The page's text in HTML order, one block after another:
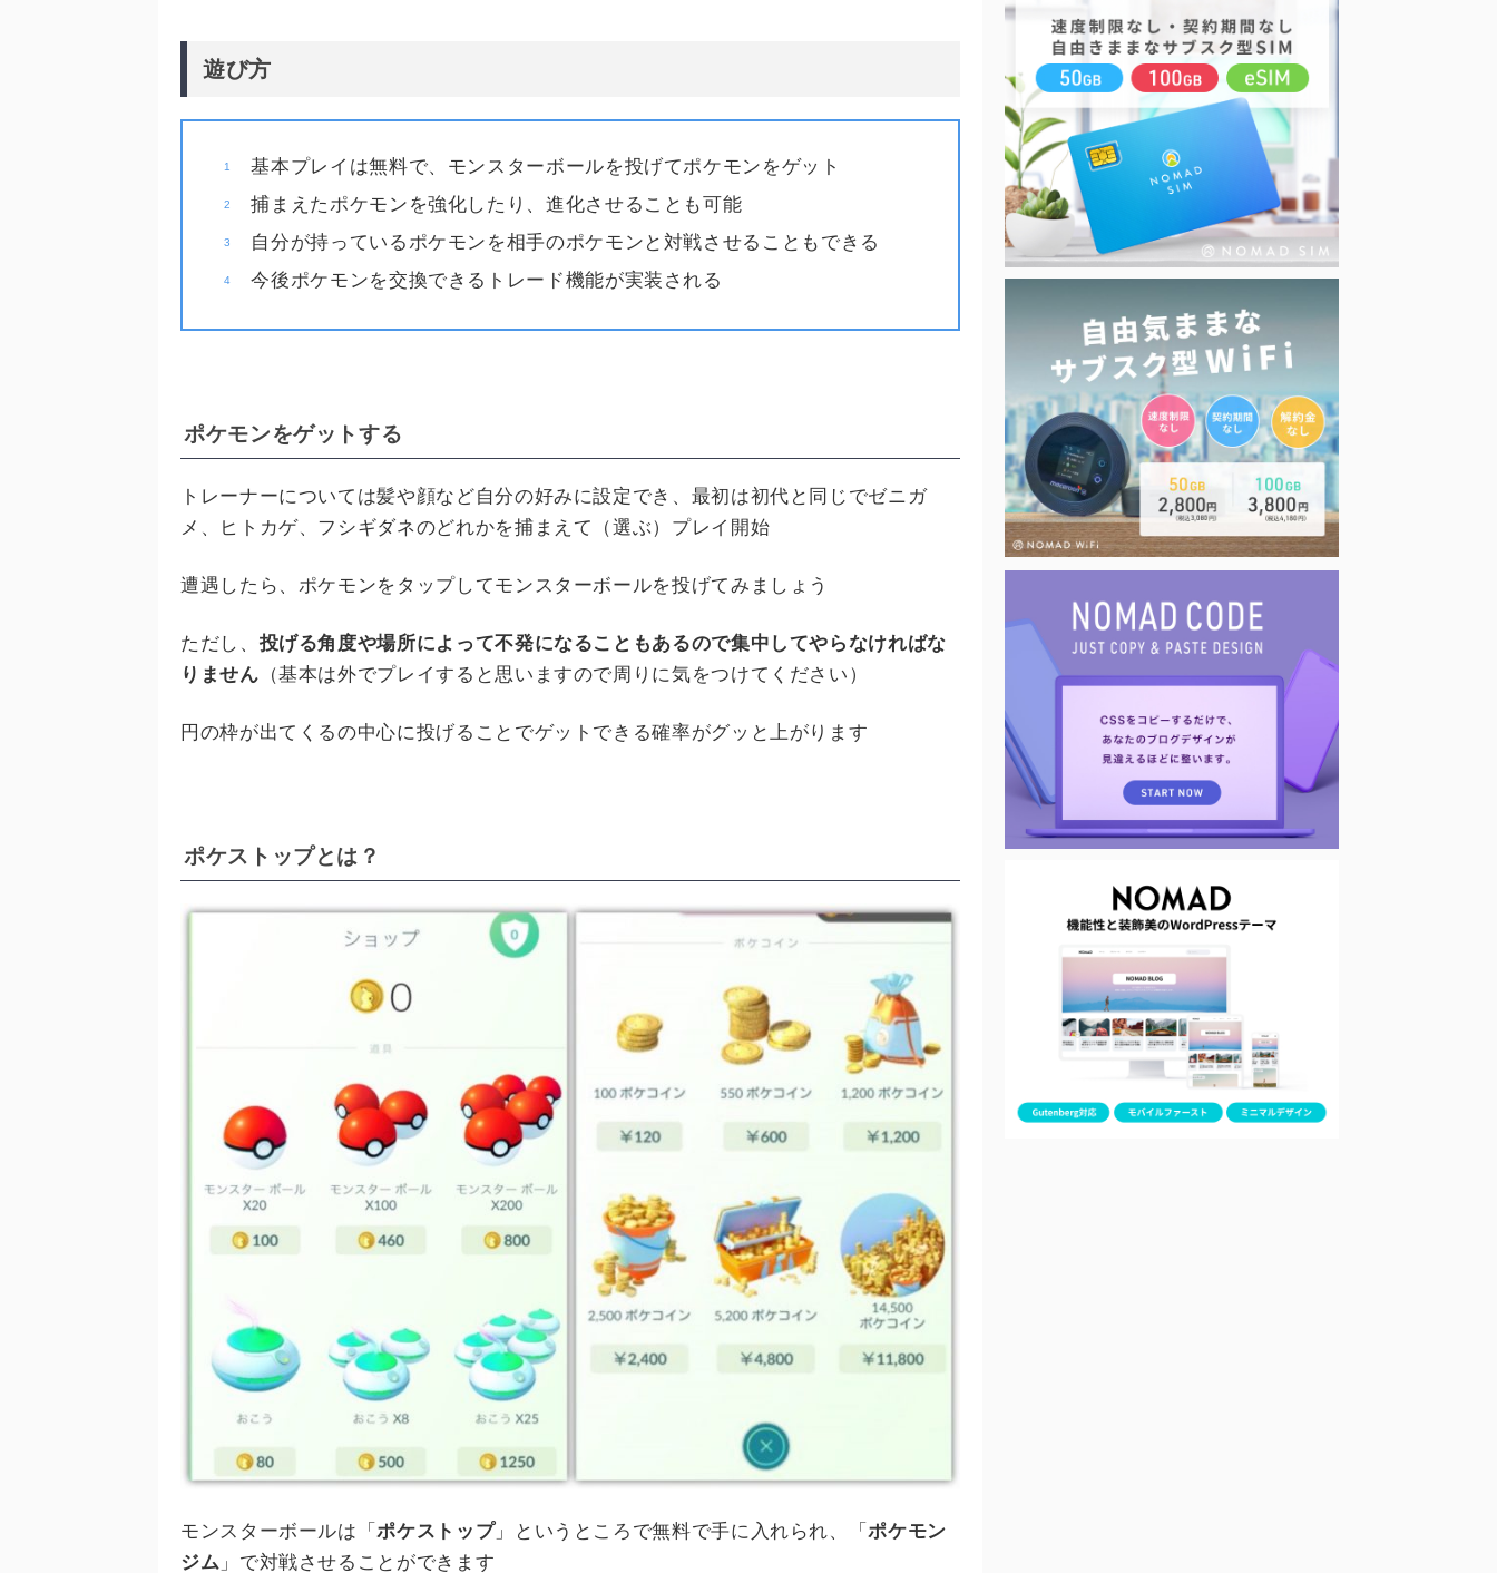
遊び方
基本プレイは無料で、モンスターボールを投げてポケモンをゲット
捕まえたポケモンを強化したり、進化させることも可能
自分が持っているポケモンを相手のポケモンと対戦させることもできる
今後ポケモンを交換できるトレード機能が実装される
ポケモンをゲットする
トレーナーについては髪や顔など自分の好みに設定でき、最初は初代と同じでゼニガ
メ、ヒトカゲ、フシギダネのどれかを捕まえて（選ぶ）プレイ開始
遭遇したら、ポケモンをタップしてモンスターボールを投げてみましょう
ただし、 投げる角度や場所によって不発になることもあるので集中してやらなければな
りません （基本は外でプレイすると思いますので周りに気をつけてください）
円の枠が出てくるの中心に投げることでゲットできる確率がグッと上がります
ポケストップとは？
モンスターボールは「ポケストップ」というところで無料で手に入れられ、「ポケモン
ジム 」で対戦させることができます